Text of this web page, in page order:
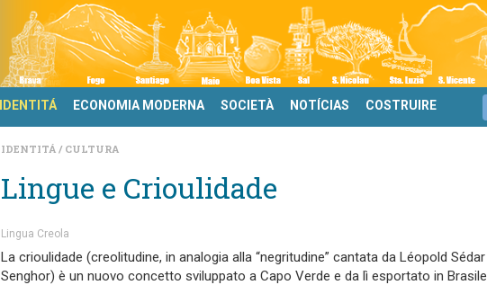
IDENTITÁ ECONOMIA MODERNA SOCIETÀ NOTÍCIAS COSTRUIRE
IDENTITÁ CULTURA
Lingue e Crioulidade
Lingua Creola
La crioulidade (creolitudine, in analogia alla “negritudine” cantata da Léopold Sédar
Senghor) è un nuovo concetto sviluppato a Capo Verde e da lì esportato in Brasile